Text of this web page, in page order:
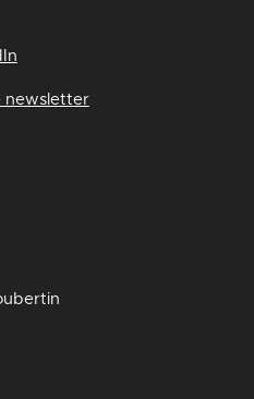
newsletter